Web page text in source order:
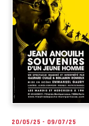
20/05/25 - 09/07/25